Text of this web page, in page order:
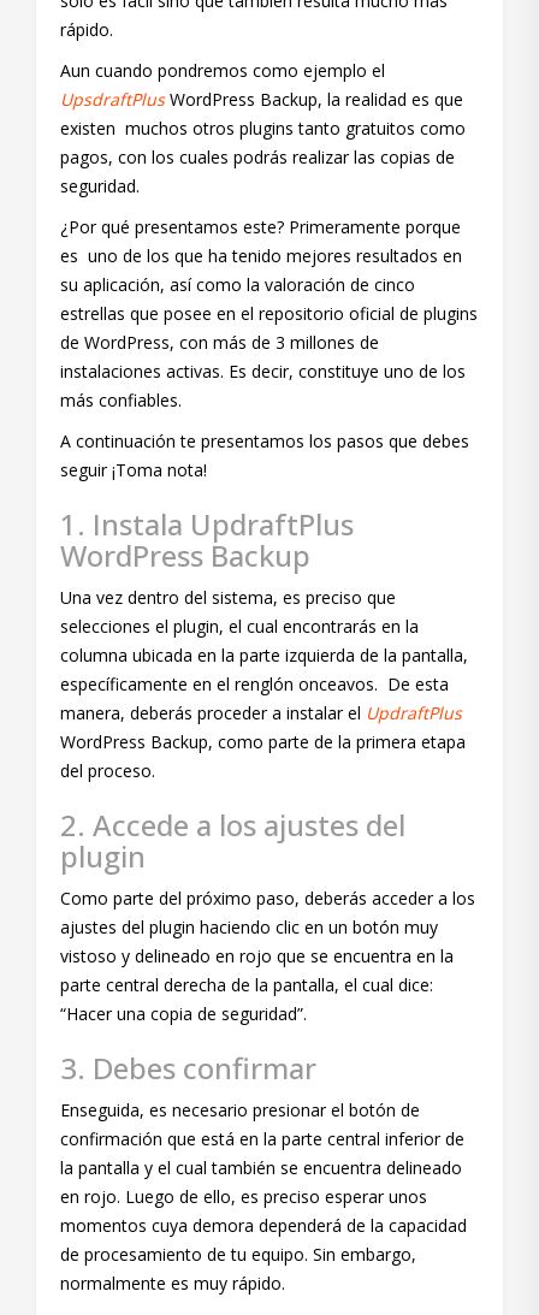
rápido.
Aun cuando pondremos como ejemplo el
UpsdraftPlusWordPress Backup, la realidad es que
existen muchos otros plugins tanto gratuitos como
pagos, con los cuales podrás realizar las copias de
seguridad.
¿Por qué presentamos este? Primeramente porque
es uno de los que ha tenido mejores resultados en
su aplicación, así como la valoración de cinco
estrellas que posee en el repositorio oficial de plugins
de WordPress, con más de 3 millones de
instalaciones activas. Es decir, constituye uno de los
más confiables.
A continuación te presentamos los pasos que debes
seguir ¡Toma nota!
1. Instala UpdraftPlus
WordPress Backup
Una vez dentro del sistema, es preciso que
selecciones el plugin, el cual encontrarás en la
columna ubicada en la parte izquierda de la pantalla,
específicamente en el renglón onceavos. De esta
manera, deberás proceder a instalar el UpdraftPlus
WordPress Backup, como parte de la primera etapa
del proceso.
2. Accede a los ajustes del
plugin
Como parte del próximo paso, deberás acceder a los
ajustes del plugin haciendo clic en un botón muy
vistoso y delineado en rojo que se encuentra en la
parte central derecha de la pantalla, el cual dice:
“Hacer una copia de seguridad”.
3. Debes confirmar
Enseguida, es necesario presionar el botón de
confirmación que está en la parte central inferior de
la pantalla y el cual también se encuentra delineado
en rojo. Luego de ello, es preciso esperar unos
momentos cuya demora dependerá de la capacidad
de procesamiento de tu equipo. Sin embargo,
normalmente es muy rápido.